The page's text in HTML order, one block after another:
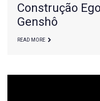
Construção
Genshô
READ MORE